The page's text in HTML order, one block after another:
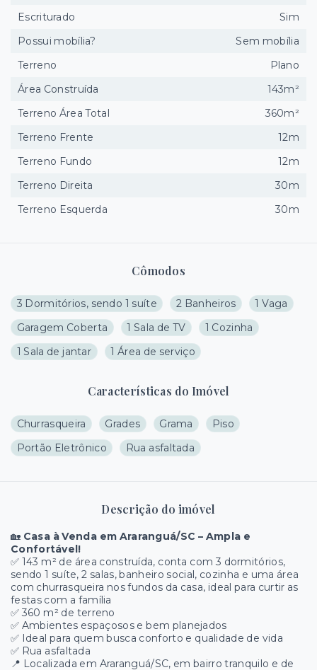
Cômodos
3 Dormitórios, sendo 1 suíte 2 Banheiros
1 Vaga
Garagem Coberta
1 Sala de TV
1 Cozinha
1 Sala de jantar
1 Área de serviço
Características do Imóvel
Churrasqueira Grades Grama
Piso
Portão Eletrônico
Rua asfaltada
Descrição do imóvel
🏡 Casa à Venda em Araranguá/SC – Ampla e
Confortável!
✅ 143 m² de área construída, conta com 3 dormitórios,
sendo 1 suíte, 2 salas, banheiro social, cozinha e uma área
com churrasqueira nos fundos da casa, ideal para curtir as
festas com a família
✅ 360 m² de terreno
✅ Ambientes espaçosos e bem planejados
✅ Ideal para quem busca conforto e qualidade de vida
✅ Rua asfaltada
📍 Localizada em Araranguá/SC, em bairro tranquilo e de
Escriturado
Sim
Possui mobília?
Sem mobília
Terreno
Plano
Área Construída
143m²
Terreno Área Total
360m²
Terreno Frente
12m
Terreno Fundo
12m
Terreno Direita
30m
Terreno Esquerda
30m